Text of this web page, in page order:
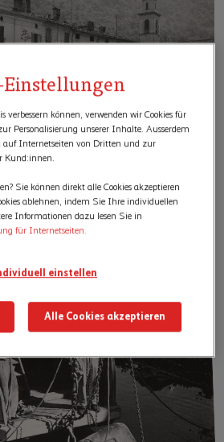
Einstellungen
können, verwenden wir Cookies für
Personalisierung unserer Inhalte. Ausserdem
auf Internetseiten von Dritten und zur
Kund:innen.
Sie können direkt alle Cookies akzeptieren
ablehnen, indem Sie Ihre individuellen
Informationen dazu lesen Sie in
für Internetseiten.
einstellen
Alle Cookies akzeptieren